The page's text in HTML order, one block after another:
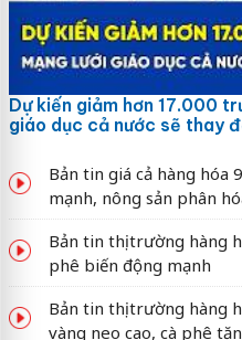
Dự kiến giảm hơn 17.000
giáo dục cả nước sẽ thay
Bản tin giá cả hàng hóa
mạnh, nông sản phân
Bản tin thị trường hàng
phê biến động mạnh
Bản tin thị trường hàng
vàng neo cao, cà phê